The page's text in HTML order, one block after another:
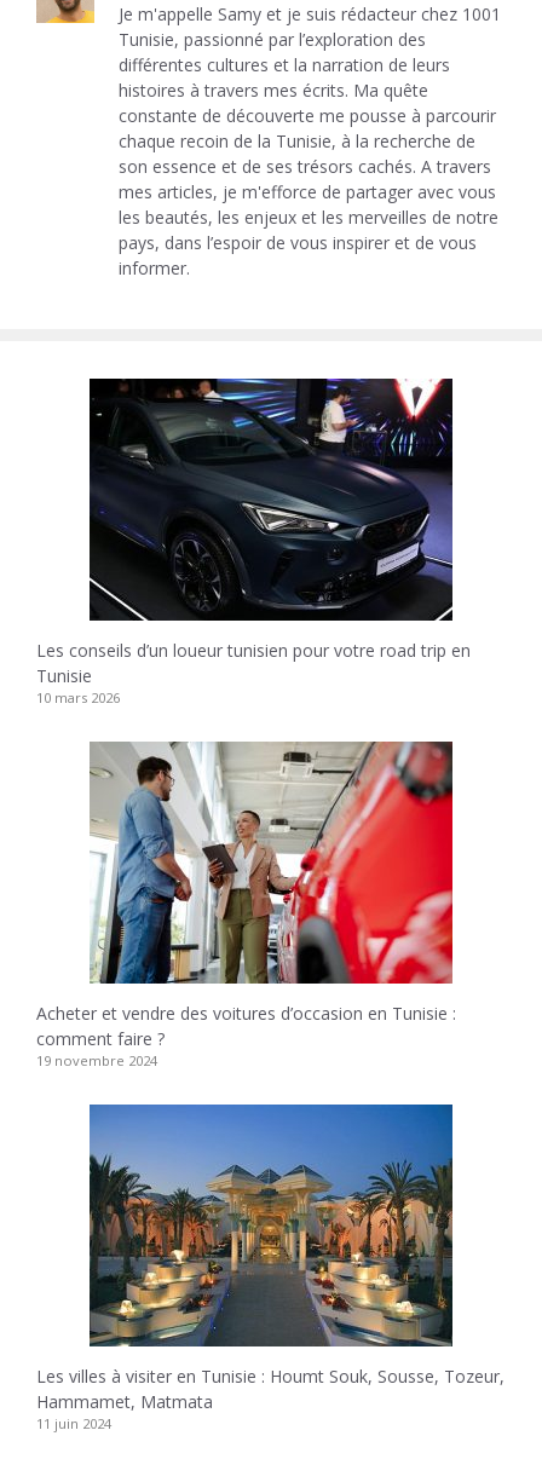
Je m'appelle Samy et je suis rédacteur chez 1001
Tunisie, passionné par l’exploration des
différentes cultures et la narration de leurs
histoires à travers mes écrits. Ma quête
constante de découverte me pousse à parcourir
chaque recoin de la Tunisie, à la recherche de
son essence et de ses trésors cachés. A travers
mes articles, je m'efforce de partager avec vous
les beautés, les enjeux et les merveilles de notre
pays, dans l’espoir de vous inspirer et de vous
informer.
Les conseils d’un loueur tunisien pour votre road trip en
Tunisie
10 mars 2026
Acheter et vendre des voitures d’occasion en Tunisie :
comment faire ?
19 novembre 2024
Les villes à visiter en Tunisie : Houmt Souk, Sousse, Tozeur,
Hammamet, Matmata
11 juin 2024